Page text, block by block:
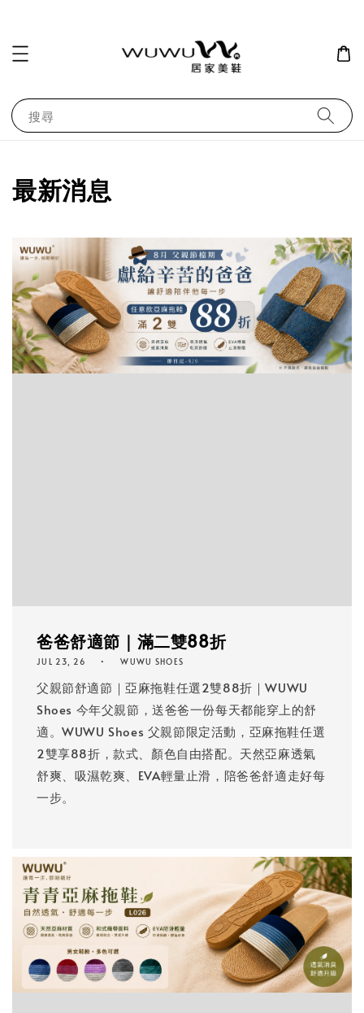
搜尋
最新消息
爸爸舒適節｜滿二雙88折
JUL 23, 26 WUWU SHOES
父親節舒適節｜亞麻拖鞋任選2雙88折｜WUWU
Shoes 今年父親節，送爸爸一份每天都能穿上的舒
適。WUWU Shoes 父親節限定活動，亞麻拖鞋任選
2雙享88折，款式、顏色自由搭配。天然亞麻透氣
舒爽、吸濕乾爽、EVA輕量止滑，陪爸爸舒適走好每
一步。